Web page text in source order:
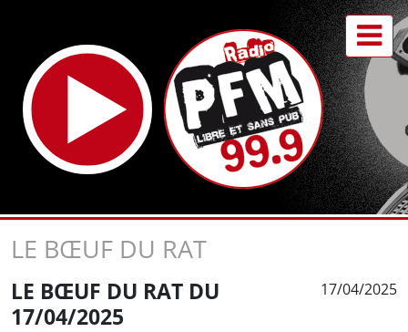
LE BŒUF DU RAT
LE BŒUF DU RAT DU
17/04/2025
17/04/2025